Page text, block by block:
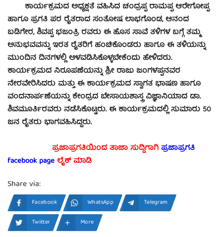
ಕಾರ್ಯಕ್ರಮದ ಅಧ್ಯಕ್ಷತೆ ವಹಿಸಿದ ಚಂದ್ರಪ್ಪ ರಾಮಪ್ಪ ಆರೇಗೋಪ್ಪ
ಹಾಗೂ ಪ್ರಗತಿ ಪರ ರೈತರಾದ ಸಂತೋಷ ಲಾಭಗೊಂಡ, ಆನಂದ
ಬಡಿಗೇರ, ಶಿವಪ್ಪ ಭಜಂತ್ರಿ ರವರು ಈ ಹೊಸ ಸಾವೆ ತಳಿಗಳ ಬಗ್ಗೆ ತಮ್ಮ
ಅನುಭವವನ್ನು ಇರತ ರೈತರಿಗೆ ಹಂಚಿಕೊಂಡರು ಹಾಗೂ ಈ ತಳಿಯನ್ನು
ಮುಂದಿನ ದಿನಗಳಲ್ಲಿ ಅಳವಡಿಸಿಕೊಳ್ಳಬೇಕೆಂದು ಹೇಳಿದರು.
ಕಾರ್ಯಕ್ರಮದ ನಿರೂಪಣೆಯನ್ನು ಶ್ರೀ ರಾಜು ಜಂಗಳಪ್ಪನವರ
ನೇರವೇರಿಸಿದರು ಮತ್ತು ಈ ಕಾರ್ಯಕ್ರಮದ ಸ್ವಾಗತ ಭಾಷಣ ಹಾಗೂ
ವಂದನಾರ್ಪಣೆಯನ್ನು ಕೇಂದ್ರದ ಬೇಸಾಯಶಾಸ್ತ್ರ ವಿಜ್ಞಾನಿಯಾದ ಡಾ.
ಶಿವಮೂರ್ತಿರವರು ನಡೆಸಿಕೊಟ್ಟರು. ಈ ಕಾರ್ಯಕ್ರಮದಲ್ಲಿ ಸುಮಾರು 50
ಜನ ರೈತರು ಭಾಗವಹಿಸಿದ್ದರು.
ಪ್ರಜಾಪ್ರಗತಿಯಿಂದ ತಾಜಾ ಸುದ್ದಿಗಾಗಿಪ್ರಜಾಪ್ರಗತಿ
facebook page ಲೈಕ್ ಮಾಡಿ
Share via:
Facebook WhatsApp
Telegram
Twitter
More